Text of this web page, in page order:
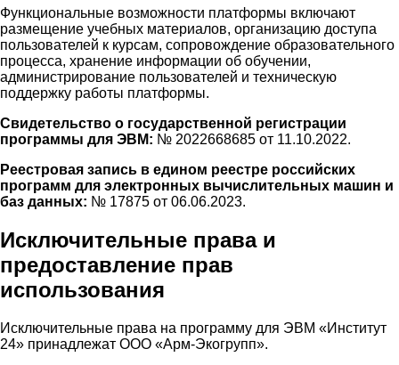
Функциональные возможности платформы включают
размещение учебных материалов, организацию доступа
пользователей к курсам, сопровождение образовательного
процесса, хранение информации об обучении,
администрирование пользователей и техническую
поддержку работы платформы.
Свидетельство о государственной регистрации
программы для ЭВМ: № 2022668685 от 11.10.2022.
Реестровая запись в едином реестре российских
программ для электронных вычислительных машин и
баз данных: № 17875 от 06.06.2023.
Исключительные права и
предоставление прав
использования
Исключительные права на программу для ЭВМ «Институт
24» принадлежат ООО «Арм-Экогрупп».